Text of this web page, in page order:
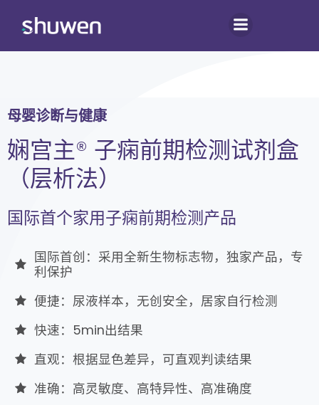
母婴诊断与健康
娴宫主® 子痫前期检测试剂盒
（层析法）
国际首个家用子痫前期检测产品
国际首创：采用全新生物标志物，独家产品，专
利保护
便捷：尿液样本，无创安全，居家自行检测
快速：5min出结果
直观：根据显色差异，可直观判读结果
准确：高灵敏度、高特异性、高准确度